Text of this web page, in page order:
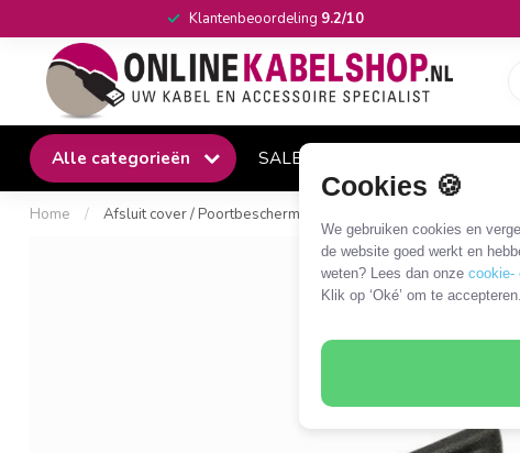
Cookies 🍪
We gebruiken cookies en
de website goed werkt en
weten? Lees dan onze cookie-
Klik op ‘Oké’ om te
Klantenbeoordeling 9.2/10
Alle categorieën SALE
Home / Afsluit cover / Poortbeschermer voor USB-C (v) poorten / met